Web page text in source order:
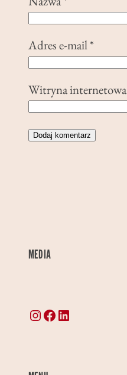
Adres e-mail*
Witryna internetowa
MEDIA
Instagram Facebook LinkedIn